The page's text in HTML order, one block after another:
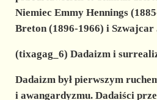
Niemiec Emmy Hennings
Breton (1896-1966) i Szwajcar
(tixagag_6) Dadaizm i
Dadaizm był pierwszym
i awangardyzmu. Dadaiści